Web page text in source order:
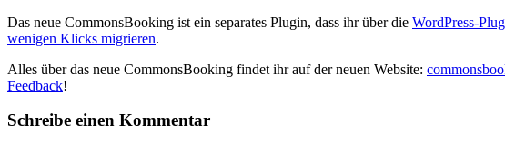
Das neue CommonsBooking ist ein separates Plugin, dass ihr über die WordPress-
wenigen Klicks migrieren.
Alles über das neue CommonsBooking findet ihr auf der neuen Website:
Feedback!
Schreibe einen Kommentar